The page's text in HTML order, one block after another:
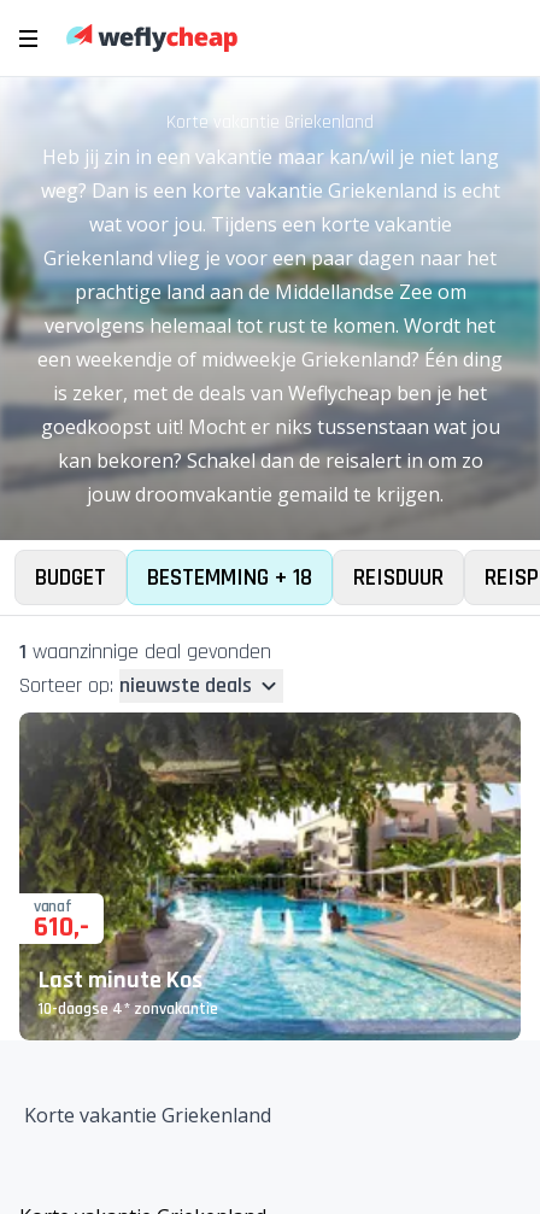
Korte vakantie Griekenland
Heb jij zin in een vakantie maar kan/wil je niet lang
weg? Dan is een korte vakantie Griekenland is echt
wat voor jou. Tijdens een korte vakantie
Griekenland vlieg je voor een paar dagen naar het
prachtige land aan de Middellandse Zee om
vervolgens helemaal tot rust te komen. Wordt het
een weekendje of midweekje Griekenland? Één ding
is zeker, met de deals van Weflycheap ben je het
goedkoopst uit! Mocht er niks tussenstaan wat jou
kan bekoren? Schakel dan de reisalert in om zo
jouw droomvakantie gemaild te krijgen.
BUDGET BESTEMMING + 18 REISDUUR
1 waanzinnige deal gevonden
Sorteer op: nieuwste deals
vanaf
610,-
Last minute Kos
10-daagse 4* zonvakantie
Korte vakantie Griekenland